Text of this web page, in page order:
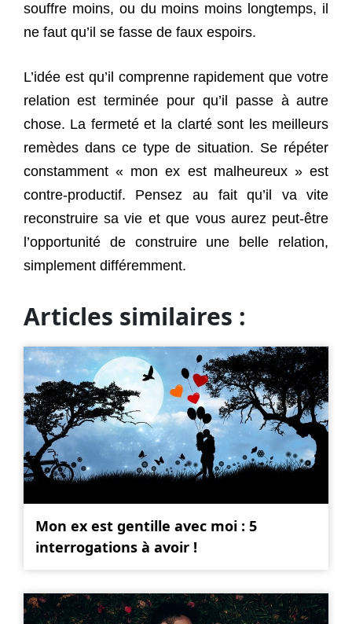
souffre moins, ou du moins moins longtemps, il
ne faut qu’il se fasse de faux espoirs.
L’idée est qu’il comprenne rapidement que votre
relation est terminée pour qu’il passe à autre
chose. La fermeté et la clarté sont les meilleurs
remèdes dans ce type de situation. Se répéter
constamment « mon ex est malheureux » est
contre-productif. Pensez au fait qu’il va vite
reconstruire sa vie et que vous aurez peut-être
l’opportunité de construire une belle relation,
simplement différemment.
Articles similaires :
Mon ex est gentille avec moi : 5
interrogations à avoir !